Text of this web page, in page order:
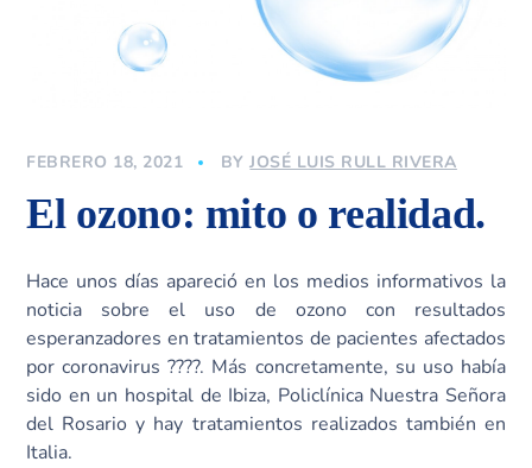
FEBRERO 18, 2021 BYJOSÉ LUIS RULL RIVERA
El ozono: mito o realidad.
Hace unos días apareció en los medios informativos la
noticia sobre el uso de ozono con resultados
esperanzadores en tratamientos de pacientes afectados
por coronavirus ????. Más concretamente, su uso había
sido en un hospital de Ibiza, Policlínica Nuestra Señora
del Rosario y hay tratamientos realizados también en
Italia.